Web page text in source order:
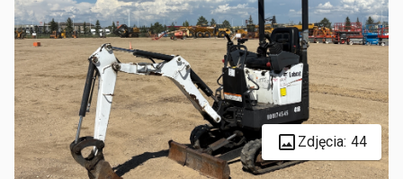
Zdjęcia: 44